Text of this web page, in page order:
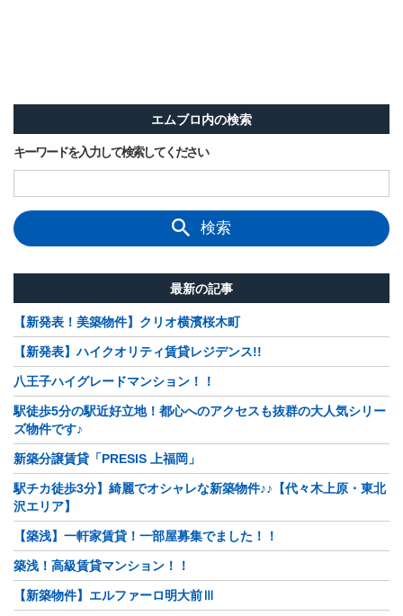
エムブロ内の検索
キーワードを入力して検索してください
検索
最新の記事
【新発表！美築物件】クリオ横濱桜木町
【新発表】ハイクオリティ賃貸レジデンス!!
八王子ハイグレードマンション！！
駅徒歩5分の駅近好立地！都心へのアクセスも抜群の大人気シリー
ズ物件です♪
新築分譲賃貸「PRESIS 上福岡」
駅チカ徒歩3分】綺麗でオシャレな新築物件♪♪【代々木上原・東北
沢エリア】
【築浅】一軒家賃貸！一部屋募集でました！！
築浅！高級賃貸マンション！！
【新築物件】エルファーロ明大前Ⅲ